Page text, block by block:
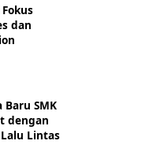
dan
Baru SMK
dengan
Lintas